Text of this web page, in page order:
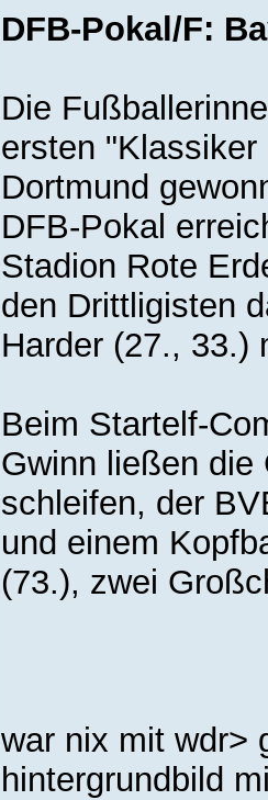
DFB-Pokal/F:
Die
ersten
Dortmund
DFB-Pokal
Stadion Rote
den Drittligisten
Harder (27., 33.)
Beim Startelf-
Gwinn ließen die
schleifen, der
und einem
(73.), zwei
war nix mit wdr>
hintergrundbild